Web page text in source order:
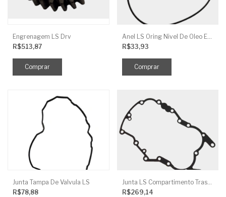
Engrenagem LS Drv
R$513,87
Anel LS Oring Nivel De Oleo EGQ125
R$33,93
Junta Tampa De Valvula LS
R$78,88
Junta LS Compartimento Traseiro EGQ155
R$269,14